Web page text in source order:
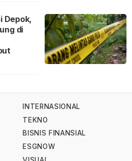
Depok,
di
INTERNASIONAL
TEKNO
BISNIS FINANSIAL
ESGNOW